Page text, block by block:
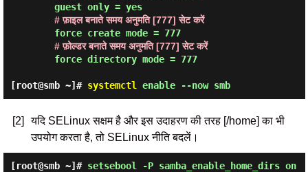
# फ़ाइल बनाते समय अनुमति [777] सेट करें
# फ़ोल्डर बनाते समय अनुमति [777] सेट करें
        force directory mode = 777
[root@smb ~]# systemctl enable --now smb
[2]
यदि SELinux सक्षम है और इस उदाहरण की तरह [/home] का भी
उपयोग करता है, तो SELinux नीति बदलें।
[root@smb ~]# setsebool -P samba_enable_home_dirs on